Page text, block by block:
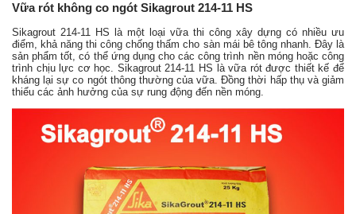
Vữa rót không co ngót Sikagrout 214-11 HS
Sikagrout 214-11 HS là một loại vữa thi công xây dựng có nhiều ưu
điểm, khả năng thi công chống thấm cho sàn mái bê tông nhanh. Đây là
sản phẩm tốt, có thể ứng dụng cho các công trình nền móng hoặc công
trình chịu lực cơ học. Sikagrout 214-11 HS là vữa rót được thiết kế để
kháng lại sự co ngót thông thường của vữa. Đồng thời hấp thụ và giảm
thiểu các ảnh hưởng của sự rung động đến nền móng.